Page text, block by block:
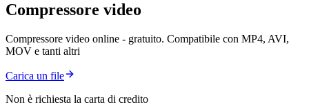
Compressore video
Compressore video online - gratuito. Compatibile con MP4, AVI,
MOV e tanti altri
Carica un file
Non è richiesta la carta di credito